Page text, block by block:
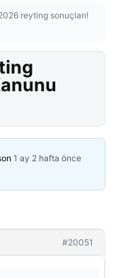
reyting sonuçları!
1 ay 2 hafta önce
#20051